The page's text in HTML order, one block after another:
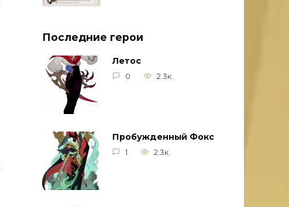
Последние герои
Летос
0 2.3к.
Пробужденный Фокс
1 2.3к.